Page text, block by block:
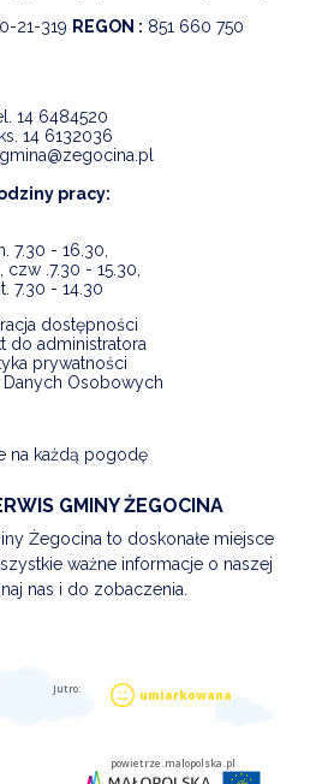
21-319 REGON : 851 660 750
14 6484520
14 6132036
gmina@zegocina.pl
pracy:
7.30 - 16.30,
czw .7.30 - 15.30,
7.30 - 14.30
dostępności
do administratora
prywatności
Danych Osobowych
na każdą pogodę
GMINY ŻEGOCINA
Żegocina to doskonałe miejsce
ważne informacje o naszej
nas i do zobaczenia.